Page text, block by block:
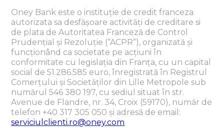
Oney Bank este o instituție de credit franceza
autorizata sa desfășoare activități de creditare si
de plata de Autoritatea Franceză de Control
Prudențial și Rezoluție (“ACPR”), organizată și
funcționând ca societate pe acțiuni în
conformitate cu legislația din Franța, cu un capital
social de 51.286.585 euro, înregistrată în Registrul
Comerțului și Societăților din Lille Metropole sub
numărul 546 380 197, cu sediul situat în str.
Avenue de Flandre, nr. 34, Croix (59170), număr de
telefon +40 317 305 050 și adresă de email:
serviciulclienti.ro@oney.com.